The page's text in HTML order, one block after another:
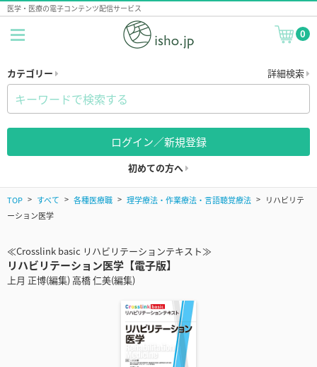
医学・医療の電子コンテンツ配信サービス
0
カテゴリー 詳細検索
ログイン／新規登録
初めての方へ
TOP すべて 各種医療職 理学療法・作業療法・言語聴覚療法
リハビリテ
ーション医学
≪Crosslink basic リハビリテーションテキスト≫
リハビリテーション医学【電子版】
上月 正博(編集) 高橋 仁美(編集)